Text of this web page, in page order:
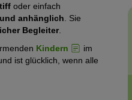
oder einfach
anhänglich . Sie
Begleiter.
Kindern
im
ist glücklich, wenn alle